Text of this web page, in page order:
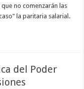
no comenzarán las
la paritaria salarial.
del Poder